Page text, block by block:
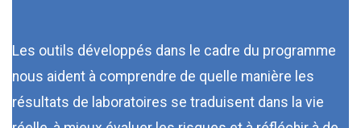
Les outils développés dans le cadre du programme
nous aident à comprendre de quelle manière les
résultats de laboratoires se traduisent dans la vie